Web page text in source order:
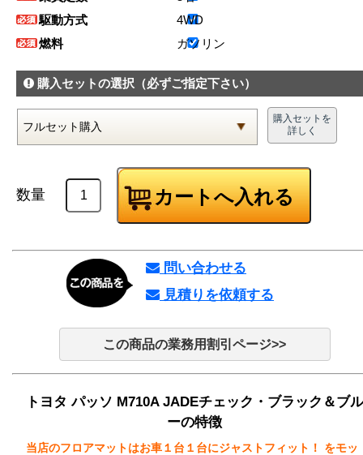
駆動方式
4WD
燃料
ガソリン
購入セットの選択 （必ずご指定下さい）
購入セットを
詳しく
数量
問い合わせる
見積りを依頼する
この商品の業務用割引ページ>>
トヨタ パッソ M710A JADEチェック・ブラック＆ブル
ーの特徴
当店のフロアマットはお車１台１台にジャストフィット！
をモッ